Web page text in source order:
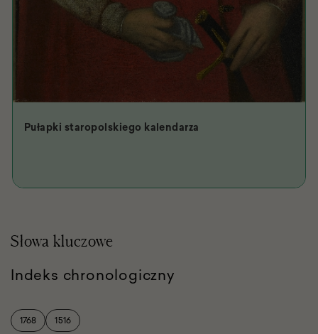
Pułapki staropolskiego kalendarza
Słowa kluczowe
Indeks chronologiczny
1768 1516